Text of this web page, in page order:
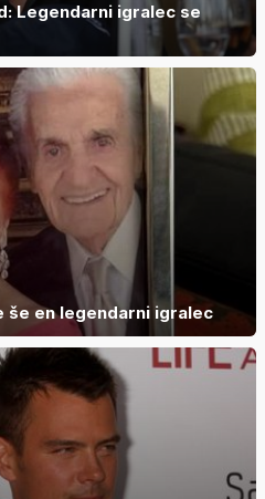
Legendarni igralec se
še en legendarni igralec